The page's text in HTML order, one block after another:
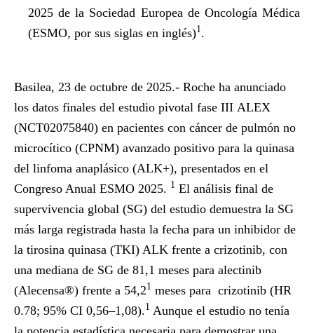
2025 de la Sociedad Europea de Oncología Médica
(ESMO, por sus siglas en inglés)1.
Basilea, 23 de octubre de 2025.- Roche ha anunciado
los datos finales del estudio pivotal fase III ALEX
(NCT02075840) en pacientes con cáncer de pulmón no
microcítico (CPNM) avanzado positivo para la quinasa
del linfoma anaplásico (ALK+), presentados en el
Congreso Anual ESMO 2025. 1 El análisis final de
supervivencia global (SG) del estudio demuestra la SG
más larga registrada hasta la fecha para un inhibidor de
la tirosina quinasa (TKI) ALK frente a crizotinib, con
una mediana de SG de 81,1 meses para alectinib
(Alecensa®) frente a 54,21 meses para crizotinib (HR
0.78; 95% CI 0,56–1,08).1 Aunque el estudio no tenía